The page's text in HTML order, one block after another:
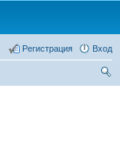
Вход
Регистрация